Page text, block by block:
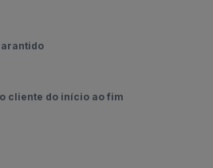
cliente do início ao fim